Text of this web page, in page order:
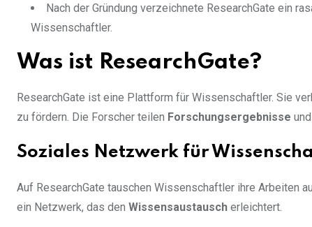
Nach der Gründung verzeichnete ResearchGate ein
Wissenschaftler.
Was ist ResearchGate?
ResearchGate ist eine Plattform für Wissenschaftler. Sie
zu fördern. Die Forscher teilen Forschungsergebnisse
Soziales Netzwerk für
Auf ResearchGate tauschen Wissenschaftler ihre Arbeiten
ein Netzwerk, das den Wissensaustausch erleichtert.